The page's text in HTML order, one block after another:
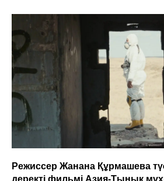
Режиссер Жанана Құрмашева
деректі фильмі Азия-Тынық